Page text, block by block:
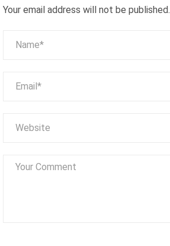
Máy Viên Nhộng Phát Quà Bí
Your email address will not be published.